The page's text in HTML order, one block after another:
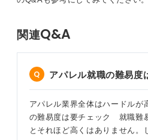
おすすめ！
また、有利になるスキルや資格
面接において、色に対する感度
やすいためおすすめです。
0
関連Q&A
アパレル就職の難易度
アパレル業界全体はハードルが
の難易度は要チェック 就職難
とそれほど高くはありません